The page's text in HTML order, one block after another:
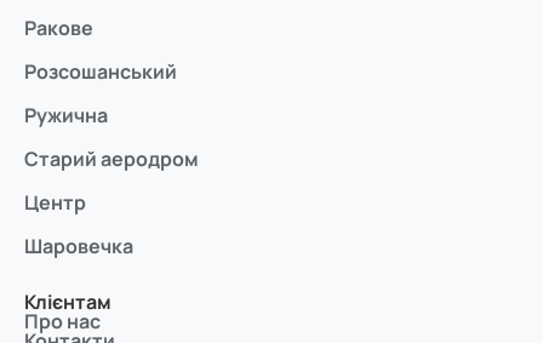
Ракове
Розсошанський
Ружична
Старий аеродром
Центр
Шаровечка
Клієнтам
Про нас